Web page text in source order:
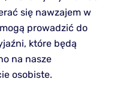
się nawzajem w
prowadzić do
które będą
na nasze
osobiste.